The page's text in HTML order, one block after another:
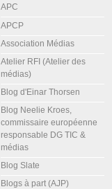
APC
APCP
Association Médias
Atelier RFI (Atelier des
médias)
Blog d'Einar Thorsen
Blog Neelie Kroes,
commissaire européenne
responsable DG TIC &
médias
Blog Slate
Blogs à part (AJP)